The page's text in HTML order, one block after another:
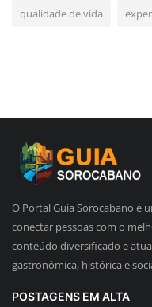
qualidade de vida
O Portal Guia Sorocabano é
conectar pessoas com o
conteúdo diversificado e
gastronômica, histórica e
POSTAGENS EM ALTA